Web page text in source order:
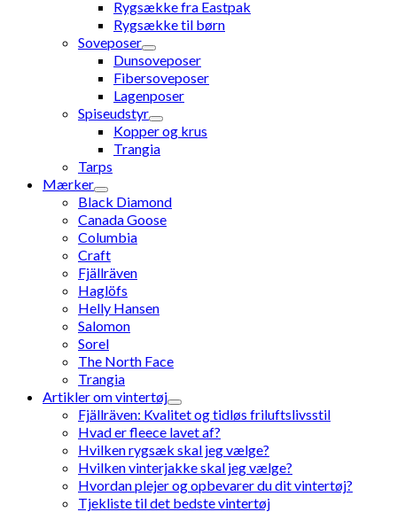
Rygsække fra Eastpak
Rygsække til børn
Soveposer
Dunsoveposer
Fibersoveposer
Lagenposer
Spiseudstyr
Kopper og krus
Trangia
Tarps
Mærker
Black Diamond
Canada Goose
Columbia
Craft
Fjällräven
Haglöfs
Helly Hansen
Salomon
Sorel
The North Face
Trangia
Artikler om vintertøj
Fjällräven: Kvalitet og tidløs friluftslivsstil
Hvad er fleece lavet af?
Hvilken rygsæk skal jeg vælge?
Hvilken vinterjakke skal jeg vælge?
Hvordan plejer og opbevarer du dit vintertøj?
Tjekliste til det bedste vintertøj